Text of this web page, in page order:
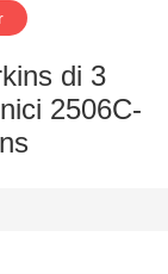
di 3
2506C-